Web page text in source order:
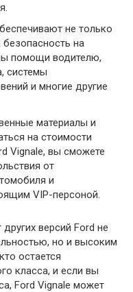
не только
на
помощи водителю,
системы
и многие другие
материалы и
на стоимости
Vignale, вы сможете
от
и
VIP-персоной.
версий Ford не
но и высоким
остается
класса, и если вы
Ford Vignale может